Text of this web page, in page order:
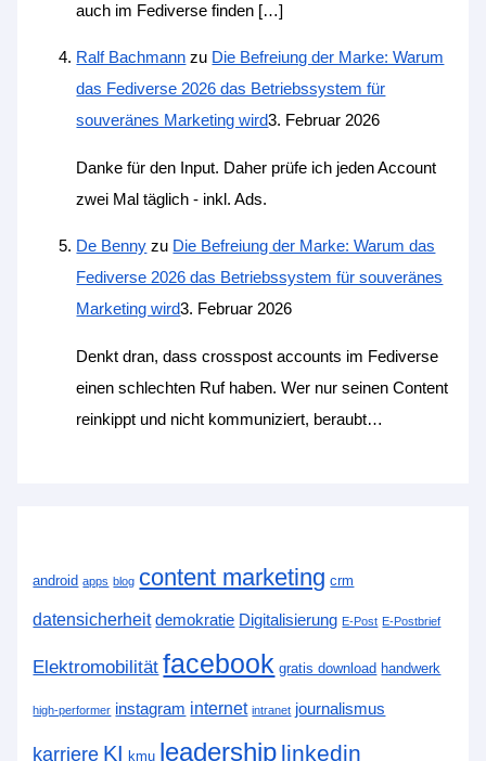
auch im Fediverse finden […]
Ralf Bachmann zu Die Befreiung der Marke: Warum
das Fediverse 2026 das Betriebssystem für
souveränes Marketing wird3. Februar 2026
Danke für den Input. Daher prüfe ich jeden Account
zwei Mal täglich - inkl. Ads.
De Benny zu Die Befreiung der Marke: Warum das
Fediverse 2026 das Betriebssystem für souveränes
Marketing wird3. Februar 2026
Denkt dran, dass crosspost accounts im Fediverse
einen schlechten Ruf haben. Wer nur seinen Content
reinkippt und nicht kommuniziert, beraubt…
android apps blog content marketing crm
datensicherheit demokratie Digitalisierung E-Post E-Postbrief
Elektromobilität facebook gratis download handwerk
high-performer instagram internet intranet journalismus
karriere KI kmu leadership linkedin